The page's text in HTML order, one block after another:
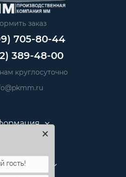
заказ
705-80-44
389-48-00
круглосуточно
кабинет